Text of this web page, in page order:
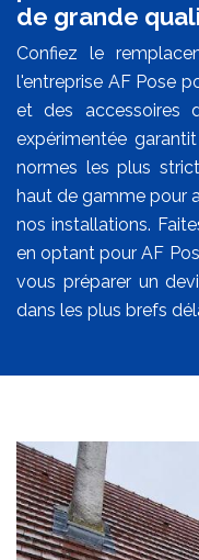
de grande
Confiez le
l'entreprise AF Pose
et des accessoires
expérimentée
normes les plus
haut de gamme pour
nos installations.
en optant pour AF
vous préparer un
dans les plus brefs